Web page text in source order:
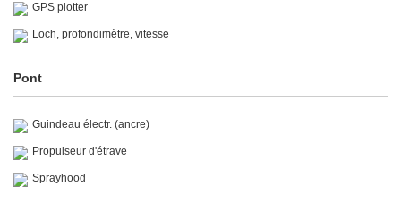
GPS plotter
Loch, profondimètre, vitesse
Pont
Guindeau électr. (ancre)
Propulseur d'étrave
Sprayhood